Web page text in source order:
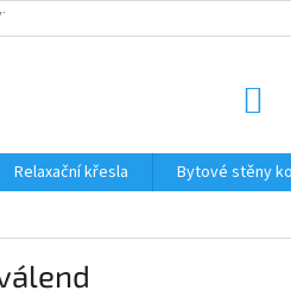
NA SPLÁTKY
Relaxační křesla Bytové stěny